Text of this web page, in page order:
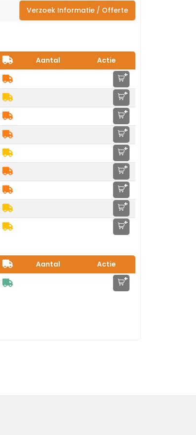
Verzoek Informatie / Offerte
Aantal
Actie
+
+
+
+
+
+
+
+
+
Aantal
Actie
+